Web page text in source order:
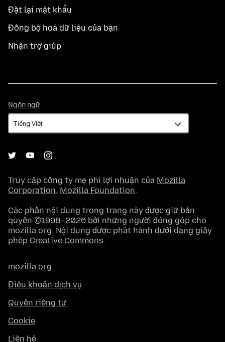
Đặt lại mật khẩu
Đồng bộ hoá dữ liệu của bạn
Nhận trợ giúp
Ngôn ngữ
ngữ
Truy cập công ty mẹ phi lợi nhuận của Mozilla
Corporation, Mozilla Foundation.
Các phần nội dung trong trang này được giữ bản
quyền ©1998–2026 bởi những người đóng góp cho
mozilla.org. Nội dung được phát hành dưới dạng giấy
phép Creative Commons.
mozilla.org
Điều khoản dịch vụ
Quyền riêng tư
Cookie
Liên hệ